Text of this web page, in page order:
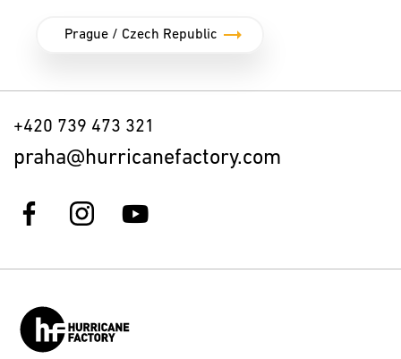
+420 739 473 321
praha@hurricanefactory.com